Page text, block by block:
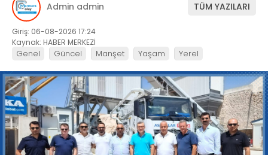
Admin admin TÜM YAZILARI
Giriş: 06-08-2026 17:24
Kaynak: HABER MERKEZİ
Genel Güncel Manşet Yaşam Yerel